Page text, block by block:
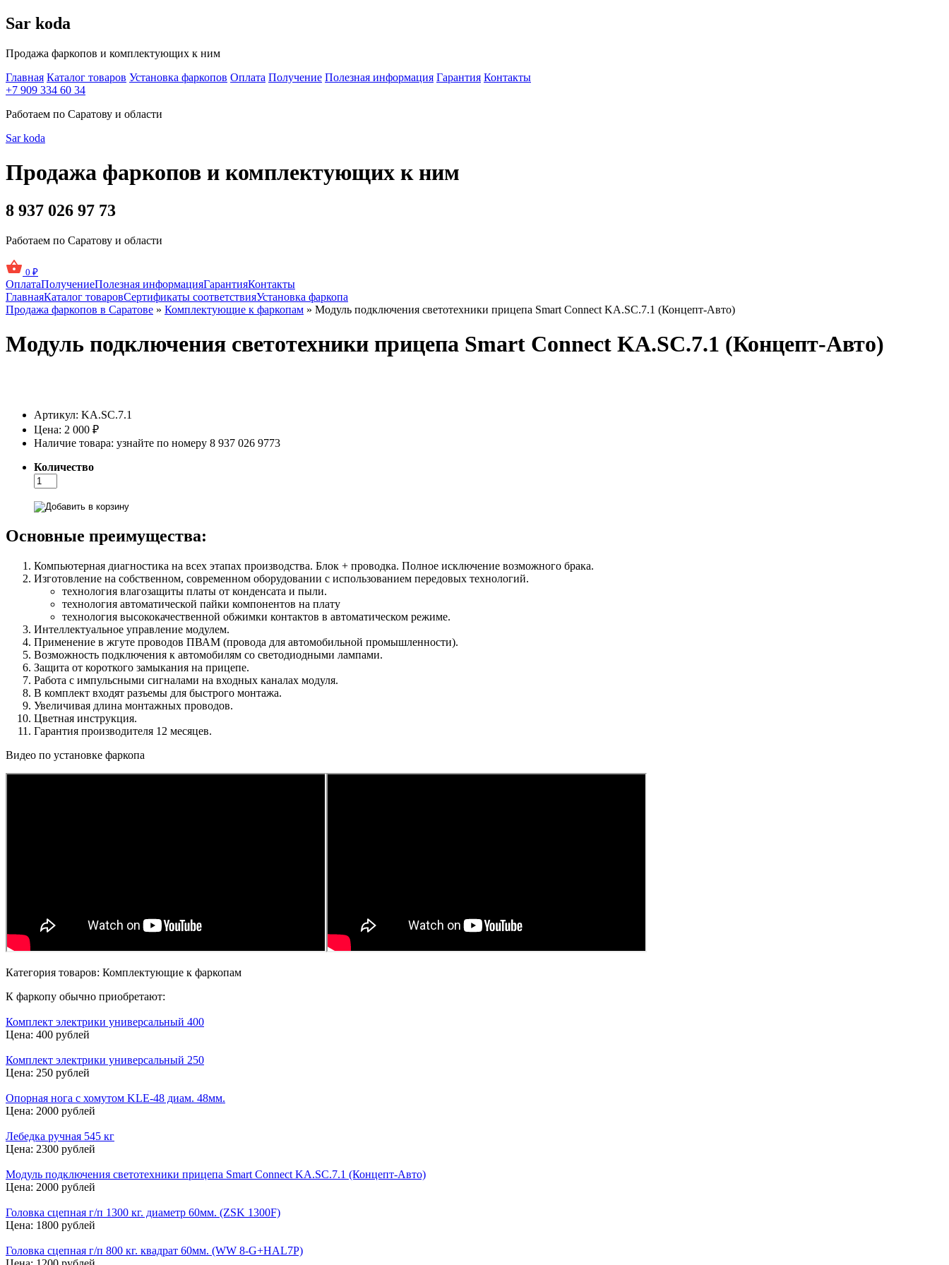
Sar koda
Продажа фаркопов и комплектующих к ним
Главная Каталог товаров Установка фаркопов Оплата Получение Полезная информация Гарантия Контакты
+7 909 334 60 34
Работаем по Саратову и области
Sarkoda
Продажа фаркопов и комплектующих к ним
8 937 026 97 73
Работаем по Саратову и области
0 ₽
ОплатаПолучениеПолезная информацияГарантияКонтакты
ГлавнаяКаталог товаровСертификаты соответствияУстановка фаркопа
Продажа фаркопов в Саратове » Комплектующие к фаркопам » Модуль подключения светотехники прицепа Smart Connect KA.SC.7.1 (Концепт-Авто)
Модуль подключения светотехники прицепа Smart Connect KA.SC.7.1 (Концепт-Авто)
Артикул: KA.SC.7.1
Цена: 2 000 ₽
Наличие товара: узнайте по номеру 8 937 026 9773
Количество
Основные преимущества:
Компьютерная диагностика на всех этапах производства. Блок + проводка. Полное исключение возможного брака.
Изготовление на собственном, современном оборудовании с использованием передовых технологий.
технология влагозащиты платы от конденсата и пыли.
технология автоматической пайки компонентов на плату
технология высококачественной обжимки контактов в автоматическом режиме.
Интеллектуальное управление модулем.
Применение в жгуте проводов ПВАМ (провода для автомобильной промышленности).
Возможность подключения к автомобилям со светодиодными лампами.
Защита от короткого замыкания на прицепе.
Работа с импульсными сигналами на входных каналах модуля.
В комплект входят разъемы для быстрого монтажа.
Увеличивая длина монтажных проводов.
Цветная инструкция.
Гарантия производителя 12 месяцев.
Видео по установке фаркопа
Категория товаров: Комплектующие к фаркопам
К фаркопу обычно приобретают:
Комплект электрики универсальный 400
Цена: 400 рублей
Комплект электрики универсальный 250
Цена: 250 рублей
Опорная нога с хомутом KLE-48 диам. 48мм.
Цена: 2000 рублей
Лебедка ручная 545 кг
Цена: 2300 рублей
Модуль подключения светотехники прицепа Smart Connect KA.SC.7.1 (Концепт-Авто)
Цена: 2000 рублей
Головка сцепная г/п 1300 кг. диаметр 60мм. (ZSK 1300F)
Цена: 1800 рублей
Головка сцепная г/п 800 кг. квадрат 60мм. (WW 8-G+HAL7P)